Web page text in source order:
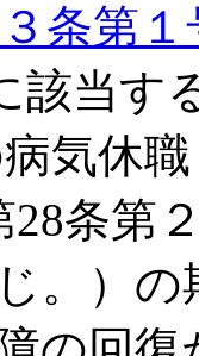
条第１
該当す
気休職
28条第
。）